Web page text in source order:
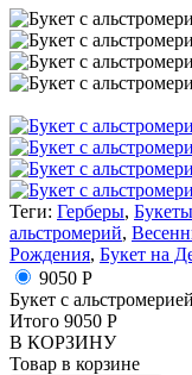
Теги: Герберы,
альстромерий,
Рождения, Букет на
9050 Р
Букет с
Итого 9050 Р
В КОРЗИНУ
Товар в корзине